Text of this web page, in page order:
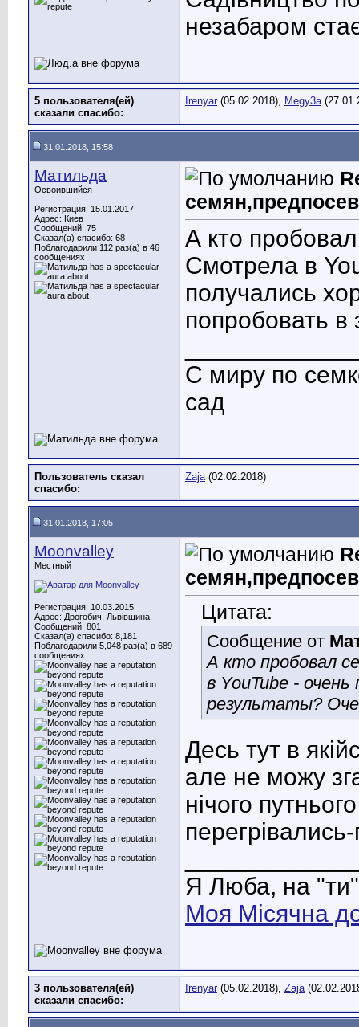
незабаром
5 пользователя(ей)
сказали cпасибо:
Irenyar (05.02.2018), Megy3a
31.01.2018, 15:58
Матильда
Освоившийся
Регистрация: 15.01.2017
Адрес: Киев
Сообщений: 75
Сказал(а) спасибо: 68
Поблагодарили 112 раз(а) в 46
сообщениях
А кто
Смотрела в
получались
попробовать в
С миру по
сад
Пользователь сказал
cпасибо:
Zaja(02.02.2018)
31.01.2018, 17:05
Moonvalley
Местный
Регистрация: 10.03.2015
Адрес: Дрогобич, Львівщина
Сообщений: 801
Сказал(а) спасибо: 8,181
Поблагодарили 5,048 раз(а) в 689
сообщениях
Цитата:
Сообщение от
А кто пробовал
в YouTube -
результаты?
Десь тут в
але не можу
нічого
Я Люба, на "ти"
Моя Місячна
3 пользователя(ей)
сказали cпасибо:
Irenyar (05.02.2018), Zaja